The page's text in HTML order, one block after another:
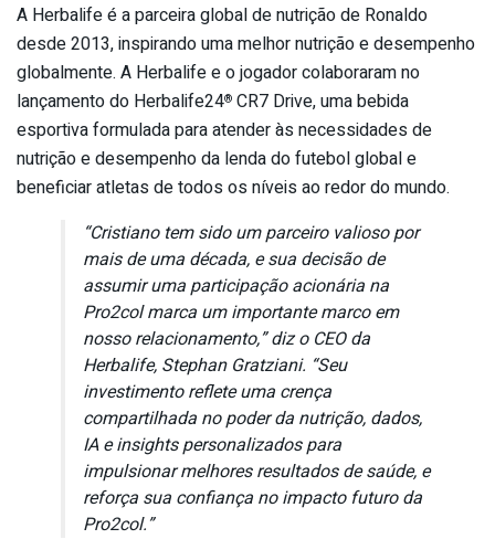
A Herbalife é a parceira global de nutrição de Ronaldo
desde 2013, inspirando uma melhor nutrição e desempenho
globalmente. A Herbalife e o jogador colaboraram no
lançamento do Herbalife24® CR7 Drive, uma bebida
esportiva formulada para atender às necessidades de
nutrição e desempenho da lenda do futebol global e
beneficiar atletas de todos os níveis ao redor do mundo.
“Cristiano tem sido um parceiro valioso por
mais de uma década, e sua decisão de
assumir uma participação acionária na
Pro2col marca um importante marco em
nosso relacionamento,” diz o CEO da
Herbalife, Stephan Gratziani. “Seu
investimento reflete uma crença
compartilhada no poder da nutrição, dados,
IA e insights personalizados para
impulsionar melhores resultados de saúde, e
reforça sua confiança no impacto futuro da
Pro2col.”